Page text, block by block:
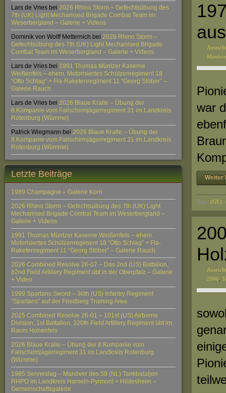
Lars de Vries bei 2026 Rhino Storm – Gefechtsübung des
7th (UK) Light Mechanised Brigade Combat Team im
Weserbergland – Galerie + Videos
Dominik von Wolff Metternich bei 2026 Rhino Storm –
Gefechtsübung des 7th (UK) Light Mechanised Brigade
Combat Team im Weserbergland – Galerie + Videos
Lars de Vries bei 1991 Thomas Müntzer Kaserne
Weißenfels – ehem. Motorisiertes Schützenregiment 18
“Otto Schlag” + Fla-Raketenregiment 11 “Georg Stöber” –
Galerie Rauch
Lars de Vries bei 2026 Blaue Kralle – Übung der
8.Kompanie vom Fallschirmjägerregiment 31 im Landkreis
Rotenburg (Wümme)
Patrick Wiegmann bei 2026 Blaue Kralle – Übung der
8.Kompanie vom Fallschirmjägerregiment 31 im Landkreis
Rotenburg (Wümme)
Letzte Beiträge
1989 Champagne – Galerie Korn
2026 Rhino Storm – Gefechtsübung des 7th (UK) Light
Mechanised Brigade Combat Team im Weserbergland –
Galerie + Videos
1991 Thomas Müntzer Kaserne Weißenfels – ehem.
Motorisiertes Schützenregiment 18 “Otto Schlag” + Fla-
Raketenregiment 11 “Georg Stöber” – Galerie Rauch
2026 Combined Resolve 26-07 – Das 2nd (US) Battalion,
82nd Field Artillery Regiment übt in der Oberpfalz – Galerie
+ Video
1999 Spartans Sword – 36th (US) Infantry Regiment
“Spartans” auf der Friedberg Training Area
2025 Combined Resolve 26-01 – 101st (US) Airborne
Division, 1st Battalion, 320th Field Artillery Regiment übt im
Raum Hohenfels
2026 Blaue Kralle – Übung der 8.Kompanie vom
Fallschirmjägerregiment 31 im Landkreis Rotenburg
(Wümme)
1985 Senneslag – Manöver des 59 (NL) Tankbataljon
RHPO im Landkreis Hameln-Pyrmont + Hildesheim –
Gemeinschaftsgalerie
war
Weiter
Tags: (GE)
2006